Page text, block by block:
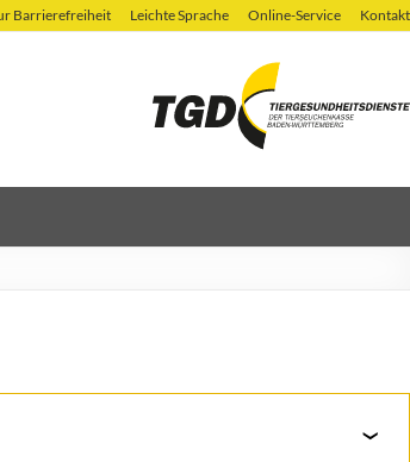
Barrierefreiheit Leichte Sprache Online-Service Kontakt